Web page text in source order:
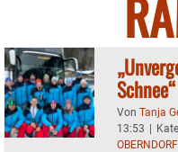
Schnee“
Von Tanja
13:53 |